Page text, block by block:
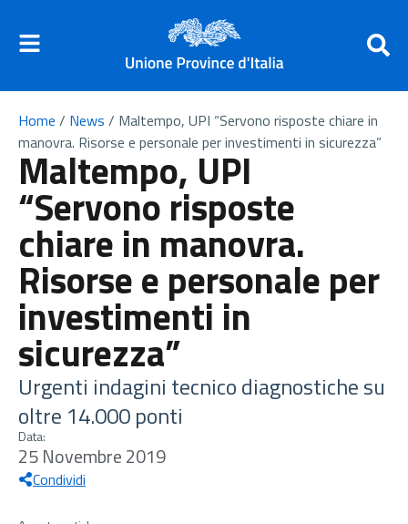
Home / News / Maltempo, UPI “Servono risposte chiare in
manovra. Risorse e personale per investimenti in sicurezza”
Maltempo, UPI
“Servono risposte
chiare in manovra.
Risorse e personale per
investimenti in
sicurezza”
Urgenti indagini tecnico diagnostiche su
oltre 14.000 ponti
Data:
25 Novembre 2019
Condividi